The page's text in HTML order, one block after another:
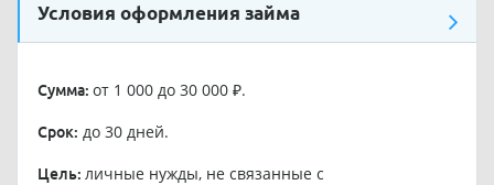
Условия оформления займа
Сумма: от 1 000 до 30 000 ₽.
Срок: до 30 дней.
Цель: личные нужды, не связанные с